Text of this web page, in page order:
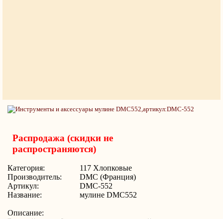
Распродажа (скидки не
распространяются)
Категория:
117 Хлопковые
Производитель:
DMC (Франция)
Артикул:
DMC-552
Название:
мулине DMC552
Описание: